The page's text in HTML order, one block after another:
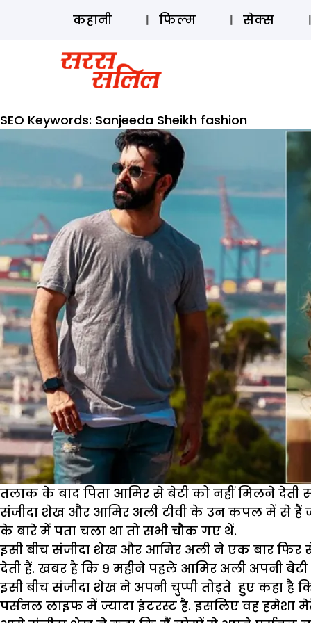
कहानी फिल्म सेक्स
SEO Keywords: Sanjeeda Sheikh fashion
तलाक के बाद पिता आमिर से बेटी को नहीं मिलने देती
संजीदा शेख और आमिर अली टीवी के उन कपल में से हैं
के बारे में पता चला था तो सभी चौक गए थें.
इसी बीच संजीदा शेख और आमिर अली ने एक बार फिर
देती हैं. खबर है कि 9 महीने पहले आमिर अली अपनी
इसी बीच संजीदा शेख ने अपनी चुप्पी तोड़ते हुए कहा है
पर्सनल लाइफ में ज्यादा इंटरस्ट है. इसलिए वह हमेशा